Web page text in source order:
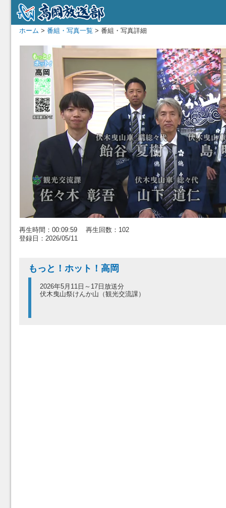
ホーム > 番組・写真一覧 > 番組・写真詳細
再生時間：00:09:59 再生回数：102
登録日：2026/05/11
もっと！ホット！高岡
2026年5月11日～17日放送分
伏木曳山祭けんか山（観光交流課）